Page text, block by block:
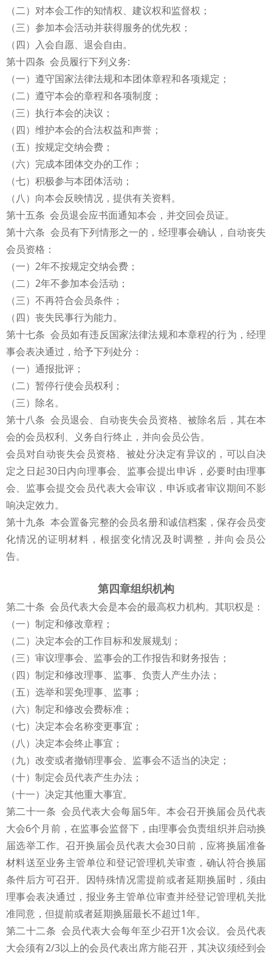
（二）对本会工作的知情权、建议权和监督权；
（三）参加本会活动并获得服务的优先权；
（四）入会自愿、退会自由。
第十四条 会员履行下列义务:
（一）遵守国家法律法规和本团体章程和各项规定；
（二）遵守本会的章程和各项制度；
（三）执行本会的决议；
（四）维护本会的合法权益和声誉；
（五）按规定交纳会费；
（六）完成本团体交办的工作；
（七）积极参与本团体活动；
（八）向本会反映情况，提供有关资料。
第十五条 会员退会应书面通知本会，并交回会员证。
第十六条 会员有下列情形之一的，经理事会确认，自动丧失
会员资格：
（一）2年不按规定交纳会费；
（二）2年不参加本会活动；
（三）不再符合会员条件；
（四）丧失民事行为能力。
第十七条 会员如有违反国家法律法规和本章程的行为，经理
事会表决通过，给予下列处分：
（一）通报批评；
（二）暂停行使会员权利；
（三）除名。
第十八条 会员退会、自动丧失会员资格、被除名后，其在本
会的会员权利、义务自行终止，并向会员公告。
会员对自动丧失会员资格、被处分决定有异议的，可以自决
定之日起30日内向理事会、监事会提出申诉，必要时由理事
会、监事会提交会员代表大会审议，申诉或者审议期间不影
响决定效力。
第十九条 本会置备完整的会员名册和诚信档案，保存会员变
化情况的证明材料，根据变化情况及时调整，并向会员公
告。
第四章组织机构
第二十条 会员代表大会是本会的最高权力机构。其职权是：
（一）制定和修改章程；
（二）决定本会的工作目标和发展规划；
（三）审议理事会、监事会的工作报告和财务报告；
（四）制定和修改理事、监事、负责人产生办法；
（五）选举和罢免理事、监事；
（六）制定和修改会费标准；
（七）决定本会名称变更事宜；
（八）决定本会终止事宜；
（九）改变或者撤销理事会、监事会不适当的决定；
（十）制定会员代表产生办法；
（十一）决定其他重大事宜。
第二十一条 会员代表大会每届5年。本会召开换届会员代表
大会6个月前，在监事会监督下，由理事会负责组织并启动换
届选举工作。召开换届会员代表大会30日前，应将换届准备
材料送至业务主管单位和登记管理机关审查，确认符合换届
条件后方可召开。因特殊情况需提前或者延期换届时，须由
理事会表决通过，报业务主管单位审查并经登记管理机关批
准同意，但提前或者延期换届最长不超过1年。
第二十二条 会员代表大会每年至少召开1次会议。会员代表
大会须有2/3以上的会员代表出席方能召开，其决议须经到会